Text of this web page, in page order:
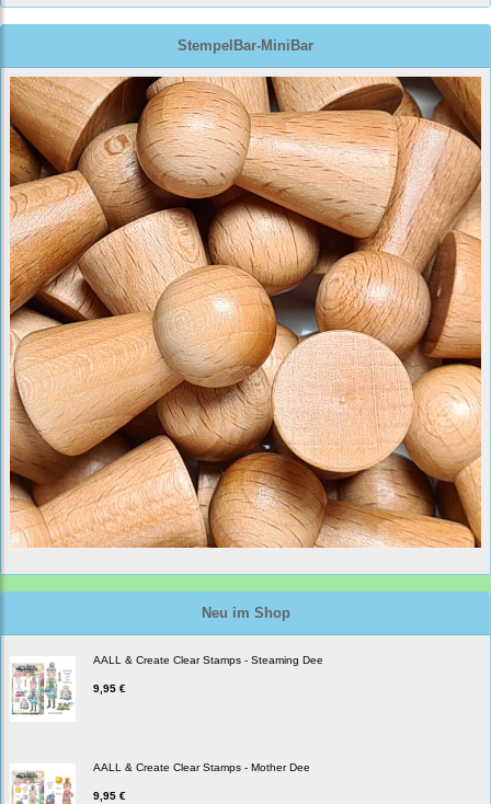
StempelBar-MiniBar
Neu im Shop
AALL & Create Clear Stamps - Steaming Dee
9,95 €
AALL & Create Clear Stamps - Mother Dee
9,95 €